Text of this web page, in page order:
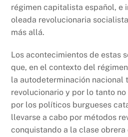
régimen capitalista español, e
oleada revolucionaria
más allá.
Los acontecimientos de estas
que, en el contexto del
la autodeterminación nacional
revolucionario y por lo tanto
por los políticos burgueses
llevarse a cabo por métodos
conquistando a la clase obrera